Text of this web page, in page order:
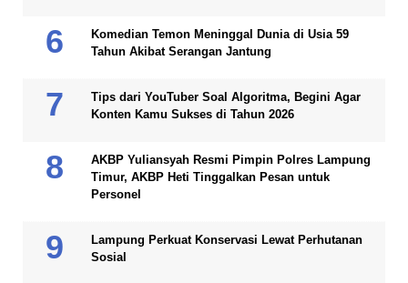
Komedian Temon Meninggal Dunia di Usia 59
Tahun Akibat Serangan Jantung
Tips dari YouTuber Soal Algoritma, Begini Agar
Konten Kamu Sukses di Tahun 2026
AKBP Yuliansyah Resmi Pimpin Polres Lampung
Timur, AKBP Heti Tinggalkan Pesan untuk
Personel
Lampung Perkuat Konservasi Lewat Perhutanan
Sosial